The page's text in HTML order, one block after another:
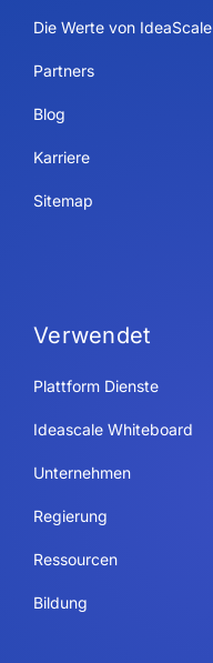
Die Werte von IdeaScale
Partners
Blog
Karriere
Sitemap
Verwendet
Plattform Dienste
Ideascale Whiteboard
Unternehmen
Regierung
Ressourcen
Bildung